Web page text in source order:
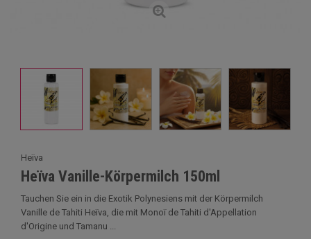
Heïva
Heïva Vanille-Körpermilch 150ml
Tauchen Sie ein in die Exotik Polynesiens mit der Körpermilch
Vanille de Tahiti Heïva, die mit Monoï de Tahiti d'Appellation
d'Origine und Tamanu ...